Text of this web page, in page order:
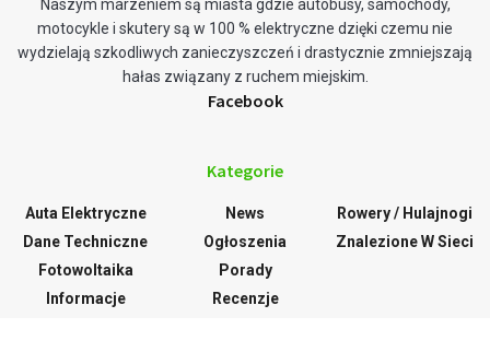
Naszym marzeniem są miasta gdzie autobusy, samochody,
motocykle i skutery są w 100 % elektryczne dzięki czemu nie
wydzielają szkodliwych zanieczyszczeń i drastycznie zmniejszają
hałas związany z ruchem miejskim.
Facebook
Kategorie
Auta Elektryczne
Dane Techniczne
Fotowoltaika
Informacje
News
Ogłoszenia
Porady
Recenzje
Rowery / Hulajnogi
Znalezione W Sieci